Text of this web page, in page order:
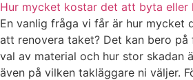
Hur mycket kostar det att byta eller
En vanlig fråga vi får är hur mycket
att renovera taket? Det kan bero
val av material och hur stor skadan
även på vilken takläggare ni väljer.